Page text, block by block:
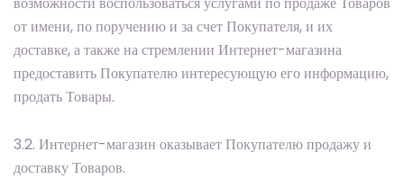
от имени, по поручению и за счет Покупателя, и их
доставке, а также на стремлении Интернет-магазина
предоставить Покупателю интересующую его информацию,
продать Товары.
3.2. Интернет-магазин оказывает Покупателю продажу и
доставку Товаров.